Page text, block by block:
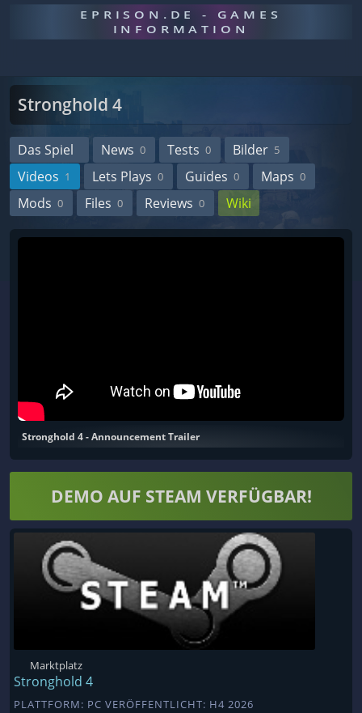
EPRISON.DE - GAMES
INFORMATION
Stronghold 4
Das Spiel News 0 Tests 0 Bilder 5
Videos 1 Lets Plays 0 Guides 0 Maps 0
Mods 0 Files 0 Reviews 0 Wiki
Stronghold 4 - Announcement Trailer
DEMO AUF STEAM VERFÜGBAR!
Marktplatz
Stronghold 4
PLATTFORM: PC VERÖFFENTLICHT: H4 2026